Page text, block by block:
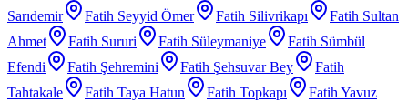
Sarıdemir
Fatih Seyyid Ömer Fatih Silivrikapı
Fatih Sultan
Ahmet
Fatih Sururi Fatih Süleymaniye
Fatih Sümbül
Efendi
Fatih Şehremini Fatih Şehsuvar Bey
Fatih
Tahtakale
Fatih Taya Hatun Fatih Topkapı
Fatih Yavuz